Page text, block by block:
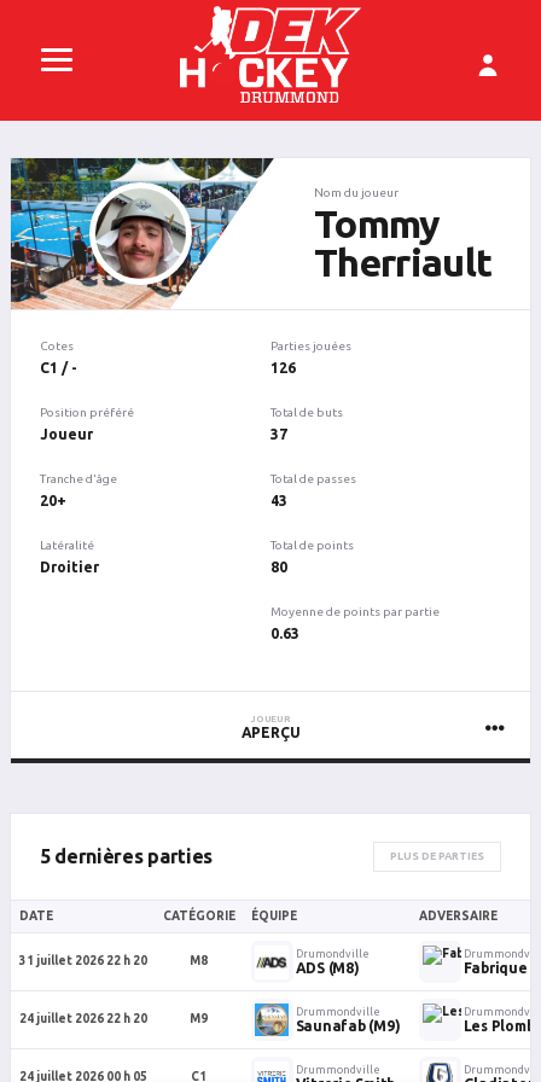
Nom du joueur
Tommy
Therriault
Cotes
C1 / -
Position préféré
Joueur
Tranche d'âge
20+
Latéralité
Droitier
Parties jouées
126
Total de buts
37
Total de passes
43
Total de points
80
Moyenne de points par partie
0.63
JOUEUR
APERÇU
5 dernières parties PLUS DE PARTIES
DATE CATÉGORIE ÉQUIPE ADVERSAIRE
31 juillet 2026 22 h 20 M8
Drumondville
ADS (M8) Fabrique
24 juillet 2026 22 h 20 M9
Drummondville
Saunafab (M9) Les
24 juillet 2026 00 h 05 C1
Drummondville